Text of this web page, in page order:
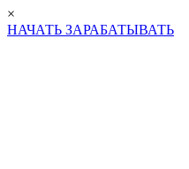
×
НАЧАТЬ ЗАРАБАТЫВАТЬ